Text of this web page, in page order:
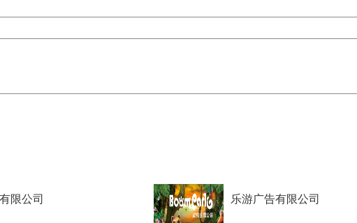
限公司 乐游广告有限公司